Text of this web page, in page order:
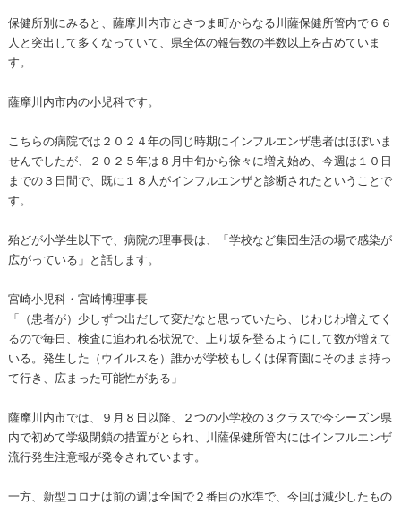
保健所別にみると、薩摩川内市とさつま町からなる川薩保健所管内で６６
人と突出して多くなっていて、県全体の報告数の半数以上を占めていま
す。
薩摩川内市内の小児科です。
こちらの病院では２０２４年の同じ時期にインフルエンザ患者はほぼいま
せんでしたが、２０２５年は８月中旬から徐々に増え始め、今週は１０日
までの３日間で、既に１８人がインフルエンザと診断されたということで
す。
殆どが小学生以下で、病院の理事長は、「学校など集団生活の場で感染が
広がっている」と話します。
宮崎小児科・宮崎博理事長
「（患者が）少しずつ出だして変だなと思っていたら、じわじわ増えてく
るので毎日、検査に追われる状況で、上り坂を登るようにして数が増えて
いる。発生した（ウイルスを）誰かが学校もしくは保育園にそのまま持っ
て行き、広まった可能性がある」
薩摩川内市では、９月８日以降、２つの小学校の３クラスで今シーズン県
内で初めて学級閉鎖の措置がとられ、川薩保健所管内にはインフルエンザ
流行発生注意報が発令されています。
一方、新型コロナは前の週は全国で２番目の水準で、今回は減少したもの